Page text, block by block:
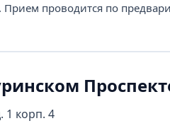
проводится по
1 корп. 4